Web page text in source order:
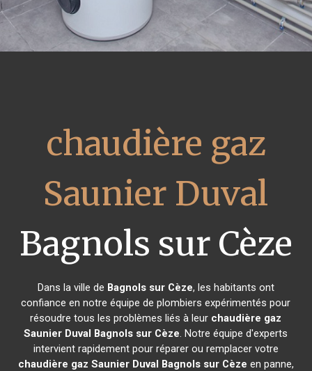
chaudière gaz
Saunier Duval
Bagnols sur Cèze
Dans la ville de Bagnols sur Cèze, les habitants ont
confiance en notre équipe de plombiers expérimentés pour
résoudre tous les problèmes liés à leur chaudière gaz
Saunier Duval Bagnols sur Cèze. Notre équipe d'experts
intervient rapidement pour réparer ou remplacer votre
chaudière gaz Saunier Duval Bagnols sur Cèze en panne,